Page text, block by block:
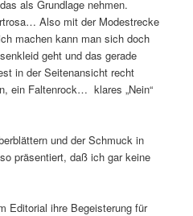
als Grundlage nehmen.
Also mit der Modestrecke
machen kann man sich doch
geht und das gerade
in der Seitenansicht recht
ein Faltenrock… klares „Nein“
und der Schmuck in
präsentiert, daß ich gar keine
Editorial ihre Begeisterung für